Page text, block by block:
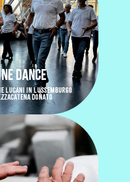
DANCE
LUCANI IN LUSSEMBURGO
DONATO